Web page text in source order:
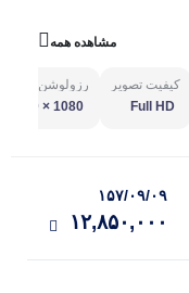
مشاهده همه
کیفیت تصویر
Full HD
رزولوشن
1080 × 1920
۱۵۷/۰۹/۰۹
۱۲,۸۵۰,۰۰۰